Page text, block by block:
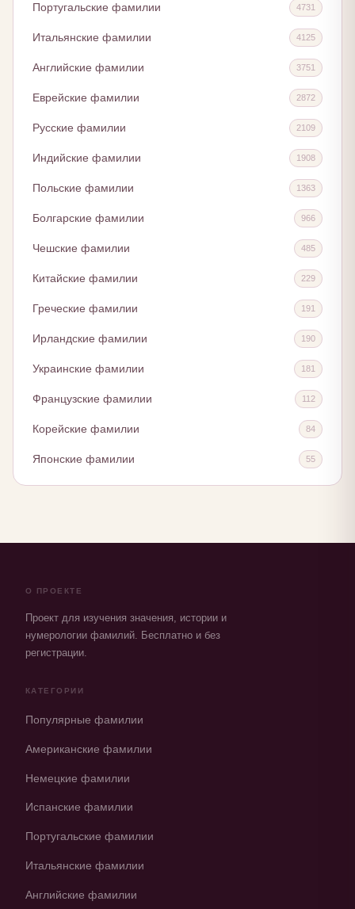
Португальские фамилии 4731
Итальянские фамилии 4125
Английские фамилии 3751
Еврейские фамилии 2872
Русские фамилии 2109
Индийские фамилии 1908
Польские фамилии 1363
Болгарские фамилии 966
Чешские фамилии 485
Китайские фамилии 229
Греческие фамилии 191
Ирландские фамилии 190
Украинские фамилии 181
Французские фамилии 112
Корейские фамилии 84
Японские фамилии 55
О ПРОЕКТЕ
Проект для изучения значения, истории и
нумерологии фамилий. Бесплатно и без
регистрации.
КАТЕГОРИИ
Популярные фамилии
Американские фамилии
Немецкие фамилии
Испанские фамилии
Португальские фамилии
Итальянские фамилии
Английские фамилии